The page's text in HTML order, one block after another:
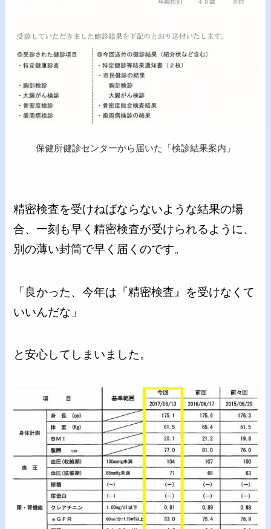
保健所健診センターから届いた「検診結果案内」
精密検査を受けねばならないような結果の場
合、一刻も早く精密検査が受けられるように、
別の薄い封筒で早く届くのです。
「良かった、今年は『精密検査』を受けなくて
いいんだな」
と安心してしまいました。